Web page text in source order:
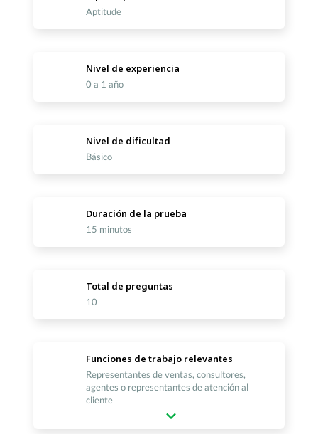
Aptitude
Nivel de experiencia
0 a 1 año
Nivel de dificultad
Básico
Duración de la prueba
15 minutos
Total de preguntas
10
Funciones de trabajo relevantes
Representantes de ventas, consultores,
agentes o representantes de atención al
cliente